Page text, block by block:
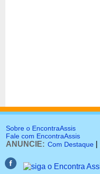
Sobre o EncontraAssis
Fale com EncontraAssis
ANUNCIE: Com Destaque